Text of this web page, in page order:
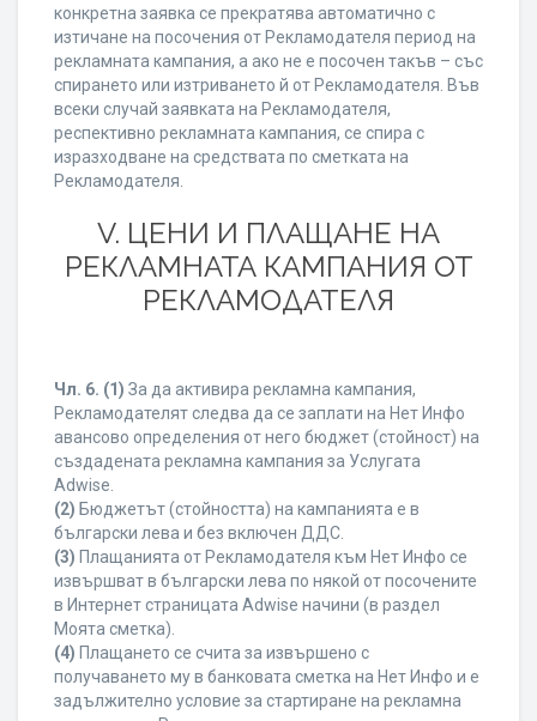
конкретна заявка се прекратява автоматично с
изтичане на посочения от Рекламодателя период на
рекламната кампания, а ако не е посочен такъв – със
спирането или изтриването й от Рекламодателя. Във
всеки случай заявката на Рекламодателя,
респективно рекламната кампания, се спира с
изразходване на средствата по сметката на
Рекламодателя.
V. ЦЕНИ И ПЛАЩАНЕ НА
РЕКЛАМНАТА КАМПАНИЯ ОТ
РЕКЛАМОДАТЕЛЯ
Чл. 6. (1) За да активира рекламна кампания,
Рекламодателят следва да се заплати на Нет Инфо
авансово определения от него бюджет (стойност) на
създадената рекламна кампания за Услугата
Adwise.
(2) Бюджетът (стойността) на кампанията е в
български лева и без включен ДДС.
(3) Плащанията от Рекламодателя към Нет Инфо се
извършват в български лева по някой от посочените
в Интернет страницата Adwise начини (в раздел
Моята сметка).
(4) Плащането се счита за извършено с
получаването му в банковата сметка на Нет Инфо и е
задължително условие за стартиране на рекламна